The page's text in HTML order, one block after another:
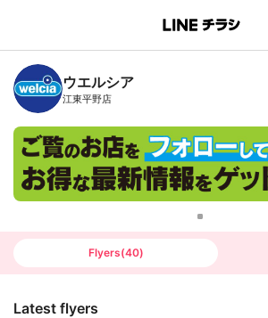
B
n
c
h
T
ウエルシア
江東平野店
Flyers(40)
Latest flyers